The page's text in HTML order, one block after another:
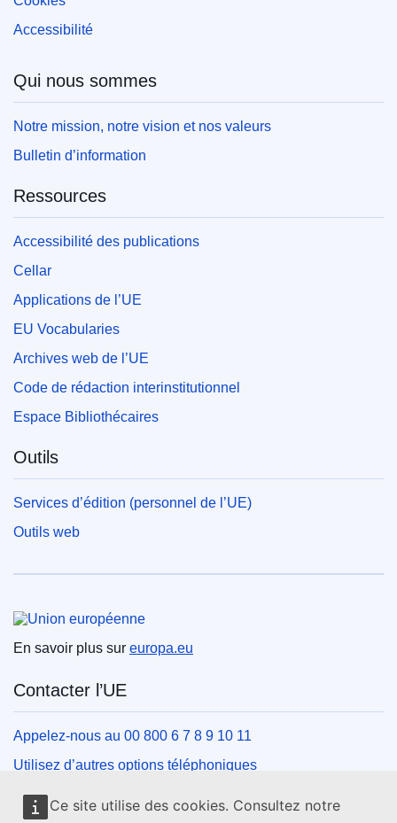
Ce site utilise des cookies. Consultez notre
Accessibilité
Qui nous sommes
Notre mission, notre vision et nos valeurs
Bulletin d’information
Ressources
Accessibilité des publications
Cellar
Applications de l’UE
EU Vocabularies
Archives web de l’UE
Code de rédaction interinstitutionnel
Espace Bibliothécaires
Outils
Services d’édition (personnel de l’UE)
Outils web
Union européenne
En savoir plus sur europa.eu
Contacter l’UE
Appelez-nous au 00 800 6 7 8 9 10 11
Utilisez d’autres options téléphoniques
Écrivez-nous au moyen de notre formulaire de contact